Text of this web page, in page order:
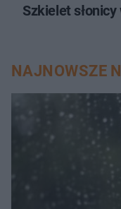
Szkielet
NAJNOWSZE